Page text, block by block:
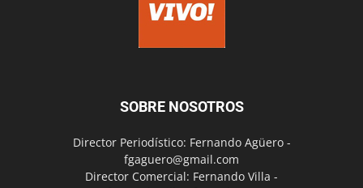
SOBRE NOSOTROS
Director Periodístico: Fernando Agüero -
fgaguero@gmail.com
Director Comercial: Fernando Villa -